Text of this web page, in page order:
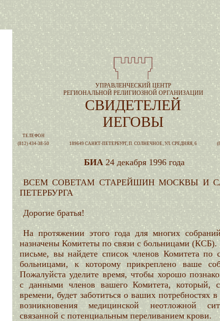
УПРАВЛЕНЧЕСКИЙ ЦЕНТР
РЕГИОНАЛЬНОЙ РЕЛИГИОЗНОЙ ОРГАНИЗАЦИИ
СВИДЕТЕЛЕЙ
ИЕГОВЫ
ТЕЛЕФОН
(812) 434-38-50
189649 САНКТ-ПЕТЕРБУРГ, П. СОЛНЕЧНОЕ, УЛ. СРЕДНЯЯ, 6
БИА24 декабря 1996 года
ВСЕМ СОВЕТАМ СТАРЕЙШИН МОСКВЫ И
ПЕТЕРБУРГА
Дорогие братья!
На протяжении этого года для многих
назначены Комитеты по связи с больницами (КСБ).
письме, вы найдете список членов Комитета по
больницами, к которому прикреплено ваше
Пожалуйста уделите время, чтобы хорошо
с данными членов вашего Комитета, который,
времени, будет заботиться о ваших потребностях в
возникновения медицинской неотложной
связанной с потенциальным переливанием крови.